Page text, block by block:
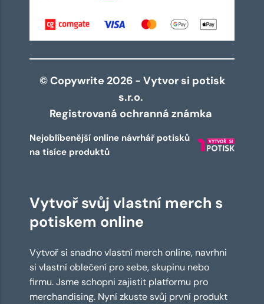
© Copywrite 2026 - Vytvor si potisk
s.r.o.
Registrovaná ochranná známka
Nejoblíbenější online návrhář potisků
na tisíce produktů
Vytvoř svůj vlastní merch s
potiskem online
Vytvoř si snadno vlastní merch online, navrhni
si vlastní oblečení pro sebe, skupinu nebo
firmu. Jsme schopni zajistit platformu pro
merchandising. Nyní zkuste svůj první produkt